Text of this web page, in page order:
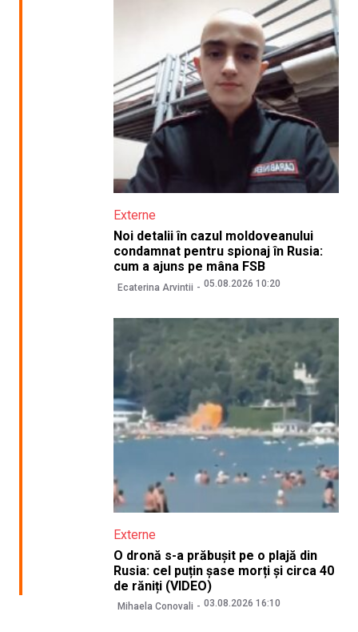
Externe
Noi detalii în cazul moldoveanului
condamnat pentru spionaj în Rusia:
cum a ajuns pe mâna FSB
Ecaterina Arvintii 05.08.2026 10:20
Externe
O dronă s-a prăbușit pe o plajă din
Rusia: cel puțin șase morți și circa 40
de răniți (VIDEO)
Mihaela Conovali 03.08.2026 16:10